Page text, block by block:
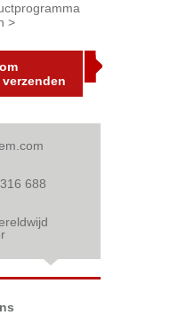
>
688